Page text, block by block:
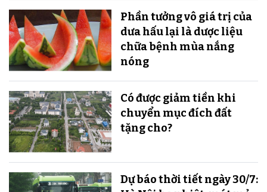
Phần tưởng vô giá trị của
dưa hấu lại là dược liệu
chữa bệnh mùa nắng
nóng
Có được giảm tiền khi
chuyển mục đích đất
tặng cho?
Dự báo thời tiết ngày 30/7: